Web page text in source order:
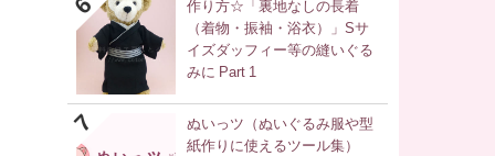
作り方☆「裏地なしの長着
（着物・振袖・浴衣）」Sサ
イズダッフィー等の縫いぐる
みに Part 1
ぬいっツ（ぬいぐるみ服や型
紙作りに使えるツール集）